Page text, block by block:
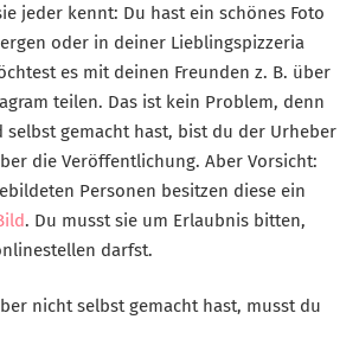
jeder kennt: Du hast ein schönes Foto
oder in deiner Lieblingspizzeria
es mit deinen Freunden z. B. über
teilen. Das ist kein Problem, denn
selbst gemacht hast, bist du der Urheber
die Veröffentlichung. Aber Vorsicht:
Personen besitzen diese ein
. Du musst sie um Erlaubnis bitten,
darfst.
nicht selbst gemacht hast, musst du